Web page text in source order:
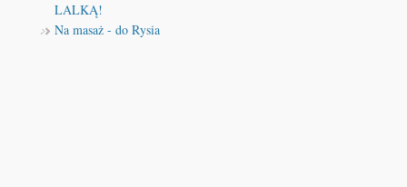
LALKĄ!
Na masaż - do Rysia